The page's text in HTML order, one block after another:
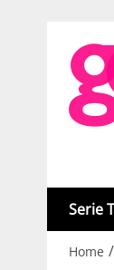
Serie
Home /